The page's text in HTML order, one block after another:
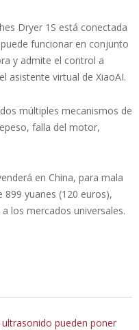
Dryer 1S está conectada
funcionar en conjunto
y admite el control a
asistente virtual de XiaoAI.
múltiples mecanismos de
falla del motor,
en China, para mala
899 yuanes (120 euros),
los mercados universales.
pueden poner